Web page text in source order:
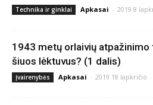
Technika ir ginklai Apkasai - 2019 8
1943 metų orlaivių
šiuos lėktuvus? (1 dalis)
Įvairenybės Apkasai - 2019 18 lapkričio